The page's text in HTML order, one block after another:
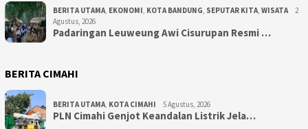
BERITA UTAMA, EKONOMI, KOTA BANDUNG, SEPUTAR KITA, WISATA
2
Agustus, 2026
Padaringan Leuweung Awi Cisurupan Resmi …
BERITA CIMAHI
BERITA UTAMA, KOTA CIMAHI 5 Agustus, 2026
PLN Cimahi Genjot Keandalan Listrik Jela…